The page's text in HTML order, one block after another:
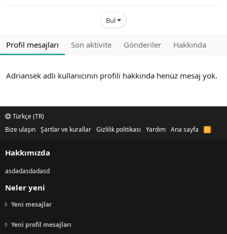
Bul
Profil mesajları Son aktivite Gönderiler Hakkında
Adriansek adlı kullanıcının profili hakkında henüz mesaj yok.
Türkçe (TR)
Bize ulaşın Şartlar ve kurallar Gizlilik politikası Yardım Ana sayfa
R
Hakkımızda
asdadasdadasd
Neler yeni
Yeni mesajlar
Yeni profil mesajları